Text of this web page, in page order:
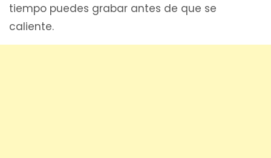
tiempo puedes grabar antes de que se
caliente.